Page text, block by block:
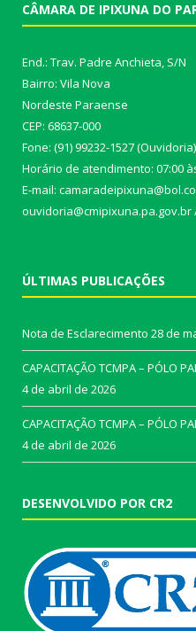
CÂMARA DE IPIXUNA DO
End.: Trav. Padre Anchieta, S/N
Bairro: Vila Nova
Nordeste Paraense
CEP: 68637-000
Fone: (91) 99232-1527 (Ouvidoria)
Horário de atendimento: 07:00
E-mail:
ÚLTIMAS PUBLICAÇÕES
Nota de Esclarecimento 28 de
CAPACITAÇÃO TCMPA – PÓLO
4 de abril de 2026
CAPACITAÇÃO TCMPA – PÓLO
4 de abril de 2026
DESENVOLVIDO POR CR2